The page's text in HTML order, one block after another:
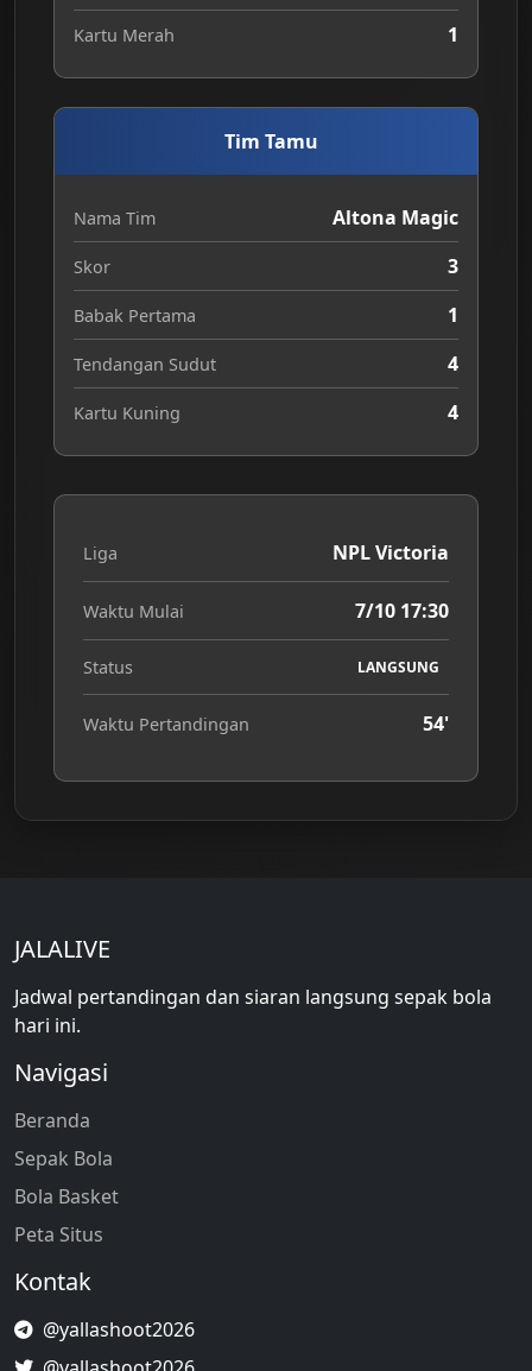
Kartu Merah 1
Tim Tamu
Nama Tim Altona Magic
Skor 3
Babak Pertama 1
Tendangan Sudut 4
Kartu Kuning 4
Liga NPL Victoria
Waktu Mulai 7/10 17:30
Status LANGSUNG
Waktu Pertandingan 54'
JALALIVE
Jadwal pertandingan dan siaran langsung sepak bola
hari ini.
Navigasi
Beranda
Sepak Bola
Bola Basket
Peta Situs
Kontak
@yallashoot2026